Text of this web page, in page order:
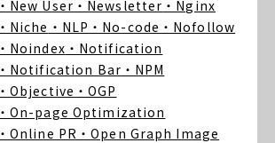
・New User ・Newsletter ・Nginx
・Niche ・NLP ・No-code ・Nofollow
・Noindex ・Notification
・Notification Bar ・NPM
・Objective ・OGP
・On-page Optimization
・Online PR ・Open Graph Image